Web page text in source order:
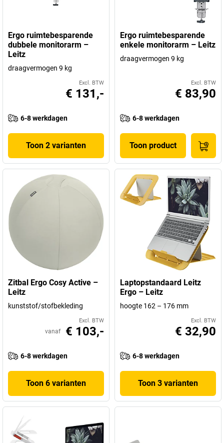
Ergo ruimtebesparende
dubbele monitorarm –
Leitz
draagvermogen 9 kg
Excl. BTW
€ 131,-
6-8 werkdagen
Toon 2 varianten
Ergo ruimtebesparende
enkele monitorarm – Leitz
draagvermogen 9 kg
Excl. BTW
€ 83,90
6-8 werkdagen
Toon product
Zitbal Ergo Cosy Active –
Leitz
kunststof/stofbekleding
Excl. BTW
vanaf € 103,-
6-8 werkdagen
Toon 6 varianten
Laptopstandaard Leitz
Ergo – Leitz
hoogte 162 – 176 mm
Excl. BTW
€ 32,90
6-8 werkdagen
Toon 3 varianten